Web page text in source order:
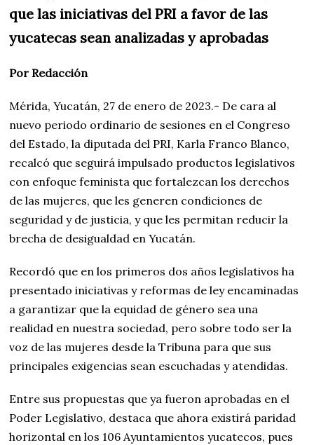
que las iniciativas del PRI a favor de las
yucatecas sean analizadas y aprobadas
Por Redacción
Mérida, Yucatán, 27 de enero de 2023.- De cara al
nuevo periodo ordinario de sesiones en el Congreso
del Estado, la diputada del PRI, Karla Franco Blanco,
recalcó que seguirá impulsado productos legislativos
con enfoque feminista que fortalezcan los derechos
de las mujeres, que les generen condiciones de
seguridad y de justicia, y que les permitan reducir la
brecha de desigualdad en Yucatán.
Recordó que en los primeros dos años legislativos ha
presentado iniciativas y reformas de ley encaminadas
a garantizar que la equidad de género sea una
realidad en nuestra sociedad, pero sobre todo ser la
voz de las mujeres desde la Tribuna para que sus
principales exigencias sean escuchadas y atendidas.
Entre sus propuestas que ya fueron aprobadas en el
Poder Legislativo, destaca que ahora existirá paridad
horizontal en los 106 Ayuntamientos yucatecos, pues